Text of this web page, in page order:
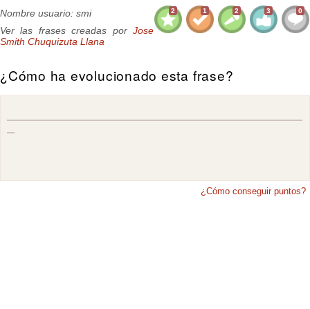
2 1 2 3 0
Nombre usuario: smi
Ver las frases creadas por Jose
Smith Chuquizuta Llana
¿Cómo ha evolucionado esta frase?
¿Cómo conseguir puntos?